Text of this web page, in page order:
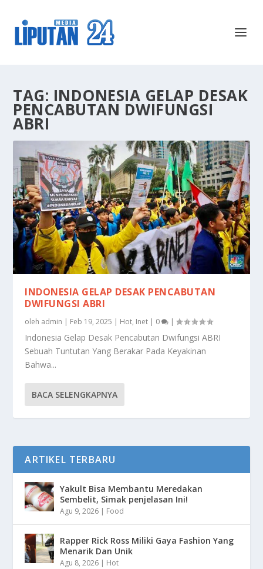
TAG: INDONESIA GELAP DESAK
PENCABUTAN DWIFUNGSI
ABRI
INDONESIA GELAP DESAK PENCABUTAN
DWIFUNGSI ABRI
oleh admin | Feb 19, 2025 | Hot, Inet | 0 |
Indonesia Gelap Desak Pencabutan Dwifungsi ABRI
Sebuah Tuntutan Yang Berakar Pada Keyakinan
Bahwa...
BACA SELENGKAPNYA
ARTIKEL TERBARU
Yakult Bisa Membantu Meredakan
Sembelit, Simak penjelasan Ini!
Agu 9, 2026 | Food
Rapper Rick Ross Miliki Gaya Fashion Yang
Menarik Dan Unik
Agu 8, 2026 | Hot